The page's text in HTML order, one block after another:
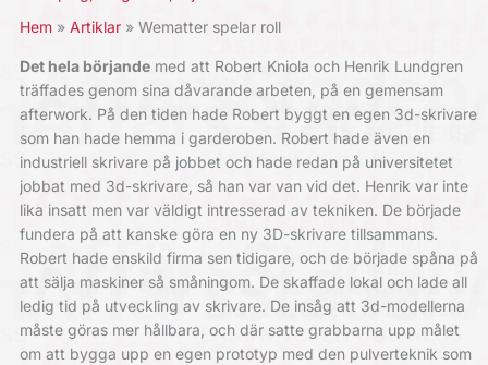
Hem
Artiklar Wematter spelar roll
Det hela börjandemed att Robert Kniola och Henrik Lundgren
träffades genom sina dåvarande arbeten, på en gemensam
afterwork. På den tiden hade Robert byggt en egen 3d-skrivare
som han hade hemma i garderoben. Robert hade även en
industriell skrivare på jobbet och hade redan på universitetet
jobbat med 3d-skrivare, så han var van vid det. Henrik var inte
lika insatt men var väldigt intresserad av tekniken. De började
fundera på att kanske göra en ny 3D-skrivare tillsammans.
Robert hade enskild firma sen tidigare, och de började spåna på
att sälja maskiner så småningom. De skaffade lokal och lade all
ledig tid på utveckling av skrivare. De insåg att 3d-modellerna
måste göras mer hållbara, och där satte grabbarna upp målet
om att bygga upp en egen prototyp med den pulverteknik som